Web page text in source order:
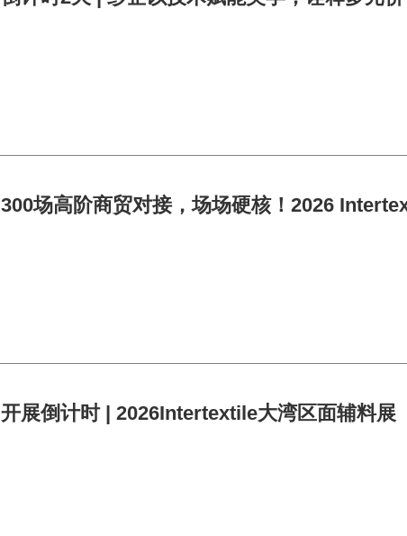
300场高阶商贸对接，场场硬核！2026
开展倒计时 | 2026Intertextile大湾区面辅料展